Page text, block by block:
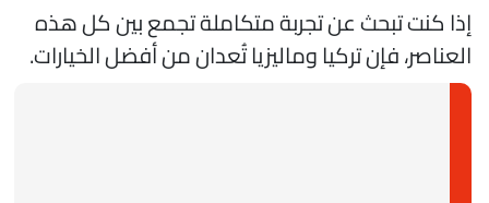
كنت تبحث عن تجربة متكاملة تجمع بين كل هذه
فإن تركيا وماليزيا تُعدان من أفضل الخيارات.